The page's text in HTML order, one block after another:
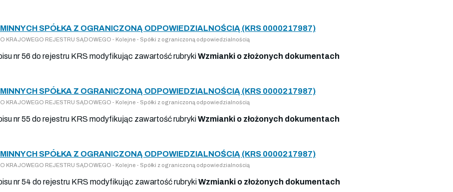
SPÓŁKA Z OGRANICZONĄ ODPOWIEDZIALNOŚCIĄ (KRS 0000217987)
KRAJOWEGO REJESTRU SĄDOWEGO - Kolejne - Spółki z ograniczoną odpowiedzialnością
nr 56 do rejestru KRS modyfikując zawartość rubrykiWzmianki o złożonych dokumentach
SPÓŁKA Z OGRANICZONĄ ODPOWIEDZIALNOŚCIĄ (KRS 0000217987)
KRAJOWEGO REJESTRU SĄDOWEGO - Kolejne - Spółki z ograniczoną odpowiedzialnością
nr 55 do rejestru KRS modyfikując zawartość rubrykiWzmianki o złożonych dokumentach
SPÓŁKA Z OGRANICZONĄ ODPOWIEDZIALNOŚCIĄ (KRS 0000217987)
KRAJOWEGO REJESTRU SĄDOWEGO - Kolejne - Spółki z ograniczoną odpowiedzialnością
nr 54 do rejestru KRS modyfikując zawartość rubrykiWzmianki o złożonych dokumentach